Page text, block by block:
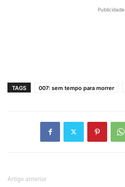
Publicidade
TAGS 007: sem tempo para morrer
Artigo anterior